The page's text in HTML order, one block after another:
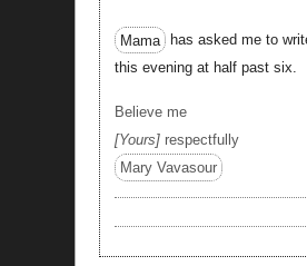
Mama has asked me to
this evening at half past six.
Believe me
Yours respectfully
Mary Vavasour